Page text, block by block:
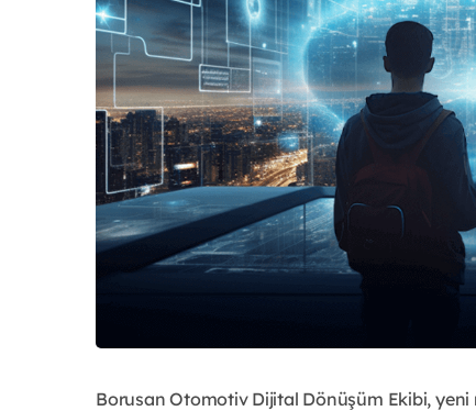
Borusan Otomotiv Dijital Dönüşüm Ekibi,